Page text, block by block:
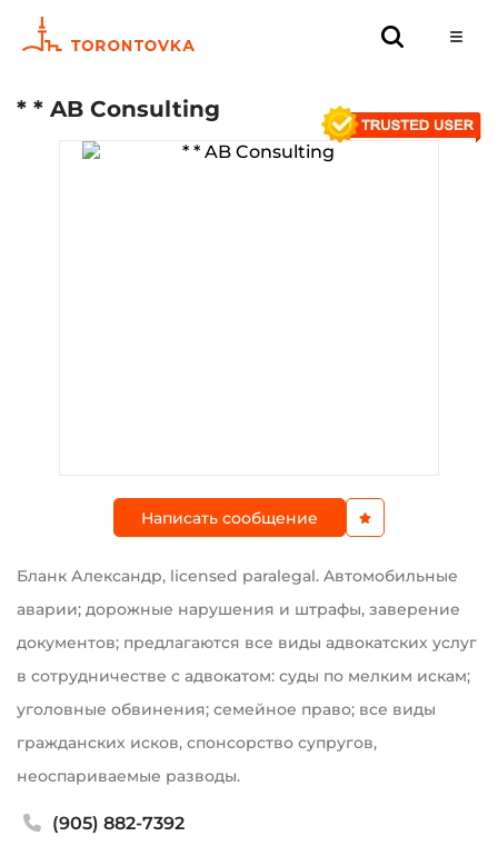
* * AB Consulting
Написать сообщение
Бланк Александр, licensed paralegal. Aвтомобильные
аварии; дорожные нарушения и штрафы, заверение
документов; предлагаются все виды адвокатских услуг
в сотрудничестве с адвокатом: суды по мелким искам;
уголовные обвинения; семейное право; все виды
гражданских исков, спонсорство супругов,
неоспариваемые разводы.
(905) 882-7392